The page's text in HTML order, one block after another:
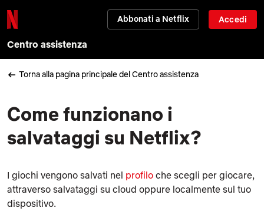
Abbonati a Netflix Accedi
Centro assistenza
Torna alla pagina principale del Centro assistenza
Come funzionano i
salvataggi su Netflix?
I giochi vengono salvati nel profilo che scegli per giocare,
attraverso salvataggi su cloud oppure localmente sul tuo
dispositivo.